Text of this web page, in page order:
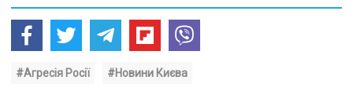
#Агресія Росії #Новини Києва